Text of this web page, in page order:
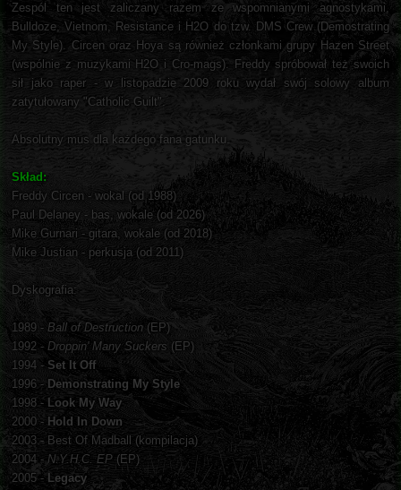
Zespól ten jest zaliczany razem ze wspomnianymi agnostykami,
Bulldoze, Vietnom, Resistance i H2O do tzw. DMS Crew (Demostrating
My Style). Circen oraz Hoya są również członkami grupy Hazen Street
(wspólnie z muzykami H2O i Cro-mags). Freddy spróbował też swoich
sił jako raper - w listopadzie 2009 roku wydał swój solowy album
zatytułowany "Catholic Guilt".
Absolutny mus dla każdego fana gatunku.
Skład:
Freddy Circen - wokal (od 1988)
Paul Delaney - bas, wokale (od 2026)
Mike Gurnari - gitara, wokale (od 2018)
Mike Justian - perkusja (od 2011)
Dyskografia:
1989 - Ball of Destruction (EP)
1992 - Droppin' Many Suckers (EP)
1994 - Set It Off
1996 - Demonstrating My Style
1998 - Look My Way
2000 - Hold In Down
2003 - Best Of Madball (kompilacja)
2004 - N.Y.H.C. EP (EP)
2005 - Legacy